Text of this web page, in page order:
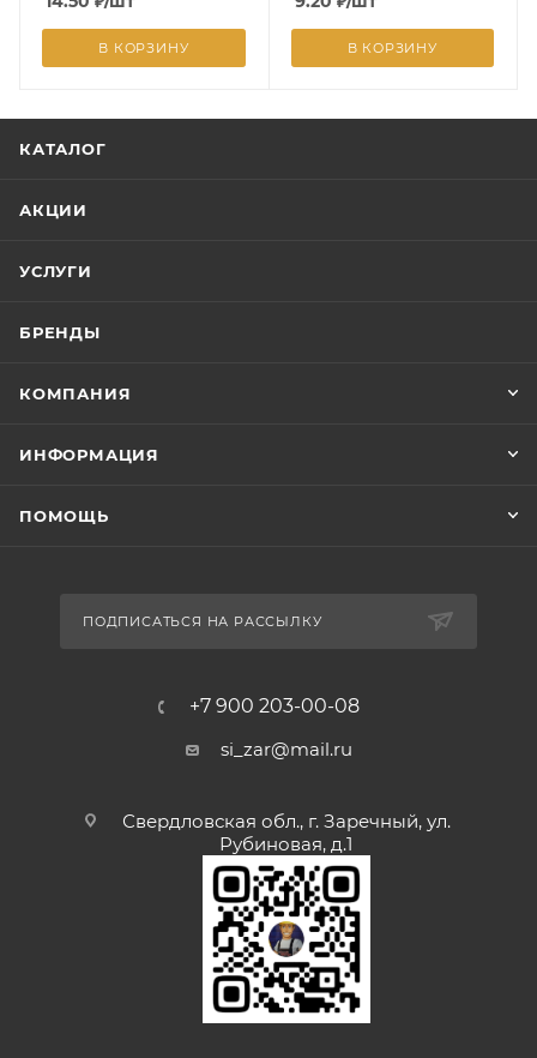
В КОРЗИНУ В КОРЗИНУ
КАТАЛОГ
АКЦИИ
УСЛУГИ
БРЕНДЫ
КОМПАНИЯ
ИНФОРМАЦИЯ
ПОМОЩЬ
ПОДПИСАТЬСЯ НА РАССЫЛКУ
+7 900 203-00-08
si_zar@mail.ru
Свердловская обл., г. Заречный, ул.
Рубиновая, д.1